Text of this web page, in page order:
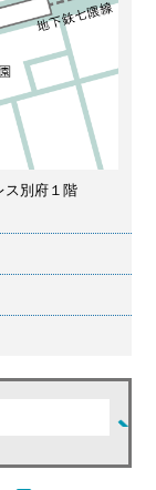
ス別府１階